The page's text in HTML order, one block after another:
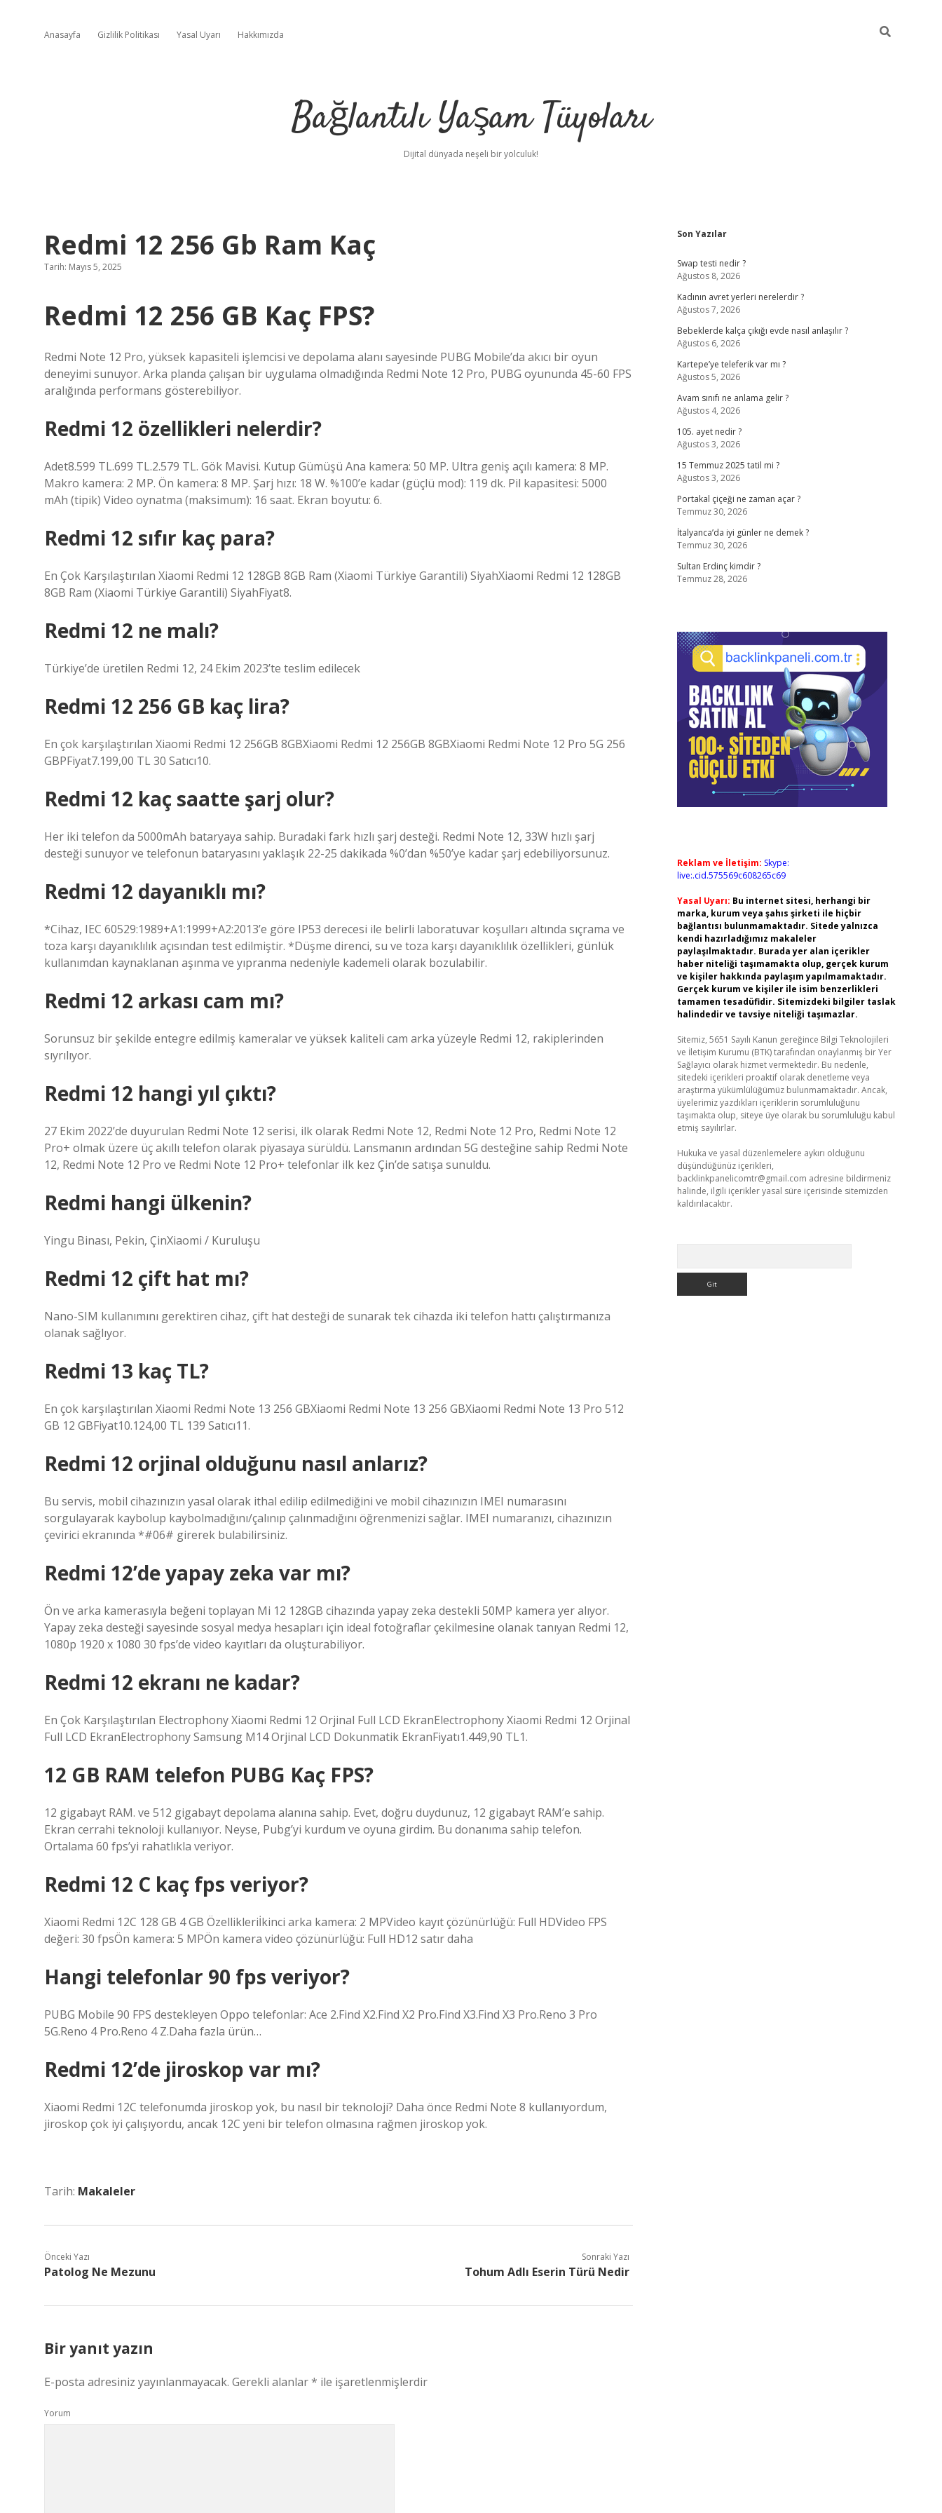
Anasayfa Gizlilik Politikası Yasal Uyarı Hakkımızda
Bağlantılı Yaşam Tüyoları
Dijital dünyada neşeli bir yolculuk!
Redmi 12 256 Gb Ram Kaç
Tarih: Mayıs 5, 2025
Redmi 12 256 GB Kaç FPS?
Redmi Note 12 Pro, yüksek kapasiteli işlemcisi ve depolama alanı sayesinde PUBG Mobile’da akıcı bir oyun
deneyimi sunuyor. Arka planda çalışan bir uygulama olmadığında Redmi Note 12 Pro, PUBG oyununda 45-60 FPS
aralığında performans gösterebiliyor.
Redmi 12 özellikleri nelerdir?
Adet8.599 TL.699 TL.2.579 TL. Gök Mavisi. Kutup Gümüşü Ana kamera: 50 MP. Ultra geniş açılı kamera: 8 MP.
Makro kamera: 2 MP. Ön kamera: 8 MP. Şarj hızı: 18 W. %100’e kadar (güçlü mod): 119 dk. Pil kapasitesi: 5000
mAh (tipik) Video oynatma (maksimum): 16 saat. Ekran boyutu: 6.
Redmi 12 sıfır kaç para?
En Çok Karşılaştırılan Xiaomi Redmi 12 128GB 8GB Ram (Xiaomi Türkiye Garantili) SiyahXiaomi Redmi 12 128GB
8GB Ram (Xiaomi Türkiye Garantili) SiyahFiyat8.
Redmi 12 ne malı?
Türkiye’de üretilen Redmi 12, 24 Ekim 2023’te teslim edilecek
Redmi 12 256 GB kaç lira?
En çok karşılaştırılan Xiaomi Redmi 12 256GB 8GBXiaomi Redmi 12 256GB 8GBXiaomi Redmi Note 12 Pro 5G 256
GBPFiyat7.199,00 TL 30 Satıcı10.
Redmi 12 kaç saatte şarj olur?
Her iki telefon da 5000mAh bataryaya sahip. Buradaki fark hızlı şarj desteği. Redmi Note 12, 33W hızlı şarj
desteği sunuyor ve telefonun bataryasını yaklaşık 22-25 dakikada %0’dan %50’ye kadar şarj edebiliyorsunuz.
Redmi 12 dayanıklı mı?
*Cihaz, IEC 60529:1989+A1:1999+A2:2013’e göre IP53 derecesi ile belirli laboratuvar koşulları altında sıçrama ve
toza karşı dayanıklılık açısından test edilmiştir. *Düşme direnci, su ve toza karşı dayanıklılık özellikleri, günlük
kullanımdan kaynaklanan aşınma ve yıpranma nedeniyle kademeli olarak bozulabilir.
Redmi 12 arkası cam mı?
Sorunsuz bir şekilde entegre edilmiş kameralar ve yüksek kaliteli cam arka yüzeyle Redmi 12, rakiplerinden
sıyrılıyor.
Redmi 12 hangi yıl çıktı?
27 Ekim 2022’de duyurulan Redmi Note 12 serisi, ilk olarak Redmi Note 12, Redmi Note 12 Pro, Redmi Note 12
Pro+ olmak üzere üç akıllı telefon olarak piyasaya sürüldü. Lansmanın ardından 5G desteğine sahip Redmi Note
12, Redmi Note 12 Pro ve Redmi Note 12 Pro+ telefonlar ilk kez Çin’de satışa sunuldu.
Redmi hangi ülkenin?
Yingu Binası, Pekin, ÇinXiaomi / Kuruluşu
Redmi 12 çift hat mı?
Nano-SIM kullanımını gerektiren cihaz, çift hat desteği de sunarak tek cihazda iki telefon hattı çalıştırmanıza
olanak sağlıyor.
Redmi 13 kaç TL?
En çok karşılaştırılan Xiaomi Redmi Note 13 256 GBXiaomi Redmi Note 13 256 GBXiaomi Redmi Note 13 Pro 512
GB 12 GBFiyat10.124,00 TL 139 Satıcı11.
Redmi 12 orjinal olduğunu nasıl anlarız?
Bu servis, mobil cihazınızın yasal olarak ithal edilip edilmediğini ve mobil cihazınızın IMEI numarasını
sorgulayarak kaybolup kaybolmadığını/çalınıp çalınmadığını öğrenmenizi sağlar. IMEI numaranızı, cihazınızın
çevirici ekranında *#06# girerek bulabilirsiniz.
Redmi 12’de yapay zeka var mı?
Ön ve arka kamerasıyla beğeni toplayan Mi 12 128GB cihazında yapay zeka destekli 50MP kamera yer alıyor.
Yapay zeka desteği sayesinde sosyal medya hesapları için ideal fotoğraflar çekilmesine olanak tanıyan Redmi 12,
1080p 1920 x 1080 30 fps’de video kayıtları da oluşturabiliyor.
Redmi 12 ekranı ne kadar?
En Çok Karşılaştırılan Electrophony Xiaomi Redmi 12 Orjinal Full LCD EkranElectrophony Xiaomi Redmi 12 Orjinal
Full LCD EkranElectrophony Samsung M14 Orjinal LCD Dokunmatik EkranFiyatı1.449,90 TL1.
12 GB RAM telefon PUBG Kaç FPS?
12 gigabayt RAM. ve 512 gigabayt depolama alanına sahip. Evet, doğru duydunuz, 12 gigabayt RAM’e sahip.
Ekran cerrahi teknoloji kullanıyor. Neyse, Pubg’yi kurdum ve oyuna girdim. Bu donanıma sahip telefon.
Ortalama 60 fps’yi rahatlıkla veriyor.
Redmi 12 C kaç fps veriyor?
Xiaomi Redmi 12C 128 GB 4 GB Özellikleriİkinci arka kamera: 2 MPVideo kayıt çözünürlüğü: Full HDVideo FPS
değeri: 30 fpsÖn kamera: 5 MPÖn kamera video çözünürlüğü: Full HD12 satır daha
Hangi telefonlar 90 fps veriyor?
PUBG Mobile 90 FPS destekleyen Oppo telefonlar: Ace 2.Find X2.Find X2 Pro.Find X3.Find X3 Pro.Reno 3 Pro
5G.Reno 4 Pro.Reno 4 Z.Daha fazla ürün…
Redmi 12’de jiroskop var mı?
Xiaomi Redmi 12C telefonumda jiroskop yok, bu nasıl bir teknoloji? Daha önce Redmi Note 8 kullanıyordum,
jiroskop çok iyi çalışıyordu, ancak 12C yeni bir telefon olmasına rağmen jiroskop yok.
Tarih: Makaleler
Önceki Yazı
Patolog Ne Mezunu
Sonraki Yazı
Tohum Adlı Eserin Türü Nedir
Bir yanıt yazın
E-posta adresiniz yayınlanmayacak. Gerekli alanlar* ile işaretlenmişlerdir
Yorum
Sidebar
Son Yazılar
Swap testi nedir ?
Ağustos 8, 2026
Kadının avret yerleri nerelerdir ?
Ağustos 7, 2026
Bebeklerde kalça çıkığı evde nasıl anlaşılır ?
Ağustos 6, 2026
Kartepe’ye teleferik var mı ?
Ağustos 5, 2026
Avam sınıfı ne anlama gelir ?
Ağustos 4, 2026
105. ayet nedir ?
Ağustos 3, 2026
15 Temmuz 2025 tatil mi ?
Ağustos 3, 2026
Portakal çiçeği ne zaman açar ?
Temmuz 30, 2026
İtalyanca’da iyi günler ne demek ?
Temmuz 30, 2026
Sultan Erdinç kimdir ?
Temmuz 28, 2026
Reklam ve İletişim: Skype:
live:.cid.575569c608265c69
Yasal Uyarı: Bu internet sitesi, herhangi bir
marka, kurum veya şahıs şirketi ile hiçbir
bağlantısı bulunmamaktadır. Sitede yalnızca
kendi hazırladığımız makaleler
paylaşılmaktadır. Burada yer alan içerikler
haber niteliği taşımamakta olup, gerçek kurum
ve kişiler hakkında paylaşım yapılmamaktadır.
Gerçek kurum ve kişiler ile isim benzerlikleri
tamamen tesadüfidir. Sitemizdeki bilgiler taslak
halindedir ve tavsiye niteliği taşımazlar.
Sitemiz, 5651 Sayılı Kanun gereğince Bilgi Teknolojileri
ve İletişim Kurumu (BTK) tarafından onaylanmış bir Yer
Sağlayıcı olarak hizmet vermektedir. Bu nedenle,
sitedeki içerikleri proaktif olarak denetleme veya
araştırma yükümlülüğümüz bulunmamaktadır. Ancak,
üyelerimiz yazdıkları içeriklerin sorumluluğunu
taşımakta olup, siteye üye olarak bu sorumluluğu kabul
etmiş sayılırlar.
Hukuka ve yasal düzenlemelere aykırı olduğunu
düşündüğünüz içerikleri,
backlinkpanelicomtr@gmail.com adresine bildirmeniz
halinde, ilgili içerikler yasal süre içerisinde sitemizden
kaldırılacaktır.